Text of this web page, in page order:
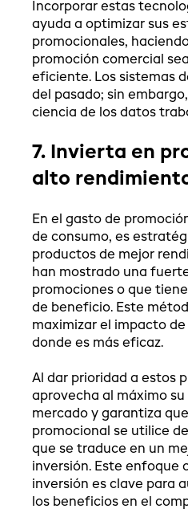
Incorporar estas
ayuda a optimizar sus
promocionales,
promoción comercial
eficiente. Los sistemas
del pasado; sin
ciencia de los datos
7. Invierta en
alto
En el gasto de
de consumo, es
productos de mejor
han mostrado una
promociones o que
de beneficio. Este
maximizar el impacto
donde es más eficaz.
Al dar prioridad a estos
aprovecha al máximo
mercado y garantiza
promocional se utilice
que se traduce en un
inversión. Este enfoque
inversión es clave para
los beneficios en el